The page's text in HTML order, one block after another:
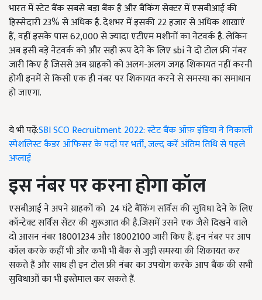
भारत में स्टेट बैंक सबसे बड़ा बैंक है और बैंकिंग सेक्टर में एसबीआई की
हिस्सेदारी 23% से अधिक है. देशभर में इसकी 22 हजार से अधिक शाखाएं
हैं,वहीं इसके पास 62,000 से ज्यादा एटीएम मशीनों का नेटवर्क है. लेकिन
अब इसी बड़े नेटवर्क को और सही रूप देने के लिए sbi ने दो टोल फ्री नंबर
जारी किए है जिससे अब ग्राहकों को अलग-अलग जगह शिकायत नहीं करनी
होगी इनमें से किसी एक ही नंबर पर शिकायत करने से समस्या का समाधान
हो जाएगा.
ये भी पढ़ें:SBI SCO Recruitment 2022: स्टेट बैंक ऑफ़ इंडिया ने निकाली
स्पेशलिस्ट कैडर ऑफिसर के पदों पर भर्ती, जल्द करें अंतिम तिथि से पहले
अप्लाई
इस नंबर पर करना होगा कॉल
एसबीआई ने अपने ग्राहकों को 24 घंटे बैंकिंग सर्विस की सुविधा देने के लिए
कॉन्टेक्ट सर्विस सेंटरकीशुरूआत की है.जिसमें उसने एक जैसे दिखने वाले
दो आसन नंबर18001234 और18002100जारी किए हैं. इन नंबर पर आप
कॉल करके कहीं भी और कभीभीबैंकसेजुड़ी समस्या की शिकायत कर
सकते हैं और साथ ही इन टोल फ्री नंबर का उपयोग करके आप बैंक की सभी
सुविधाओं का भी इस्तेमाल कर सकते हैं.